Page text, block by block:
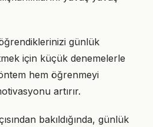
günlük
için küçük denemelerle
hem öğrenmeyi
artırır.
bakıldığında, günlük